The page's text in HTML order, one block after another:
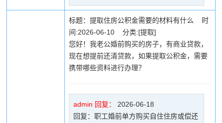
标题：提取住房公积金需要的材料有什么 时
间:2026-06-10 分类:[提取]
您好！我老公婚前购买的房子，有商业贷款，
现在想提前还清贷款，如果提取公积金，需要
携带哪些资料进行办理？
admin 回复：
2026-06-18
回复：职工婚前单方购买自住住房或偿还